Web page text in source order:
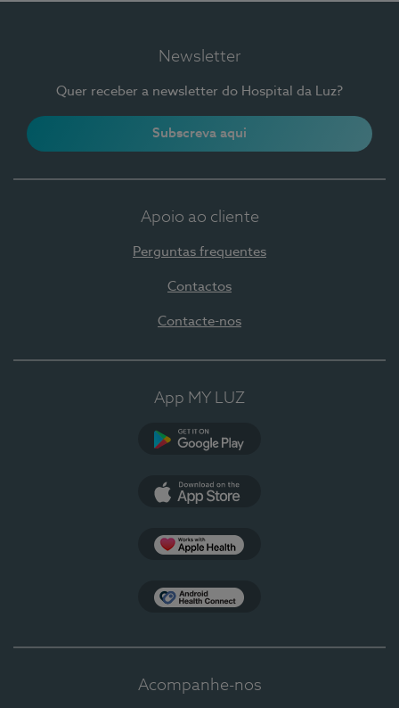
Newsletter
Quer receber a newsletter do Hospital da Luz?
Subscreva aqui
Apoio ao cliente
Perguntas frequentes
Contactos
Contacte-nos
App MY LUZ
Acompanhe-nos